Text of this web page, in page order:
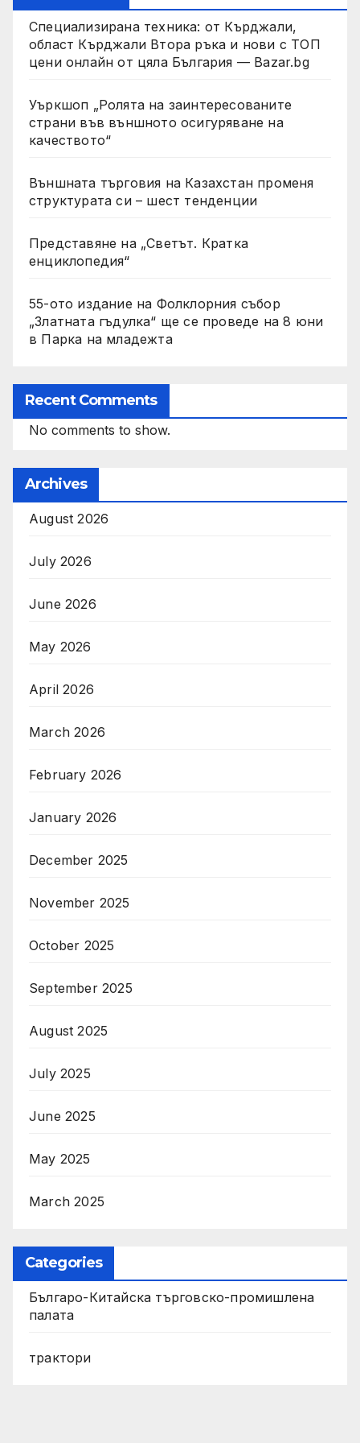
Специализирана техника: от Кърджали,
област Кърджали Втора ръка и нови с ТОП
цени онлайн от цяла България — Bazar.bg
Уъркшоп „Ролята на заинтересованите
страни във външното осигуряване на
качеството“
Външната търговия на Казахстан променя
структурата си – шест тенденции
Представяне на „Светът. Кратка
енциклопедия“
55-ото издание на Фолклорния събор
„Златната гъдулка“ ще се проведе на 8 юни
в Парка на младежта
Recent Comments
No comments to show.
Archives
August 2026
July 2026
June 2026
May 2026
April 2026
March 2026
February 2026
January 2026
December 2025
November 2025
October 2025
September 2025
August 2025
July 2025
June 2025
May 2025
March 2025
Categories
Българо-Китайска търговско-промишлена
палата
трактори